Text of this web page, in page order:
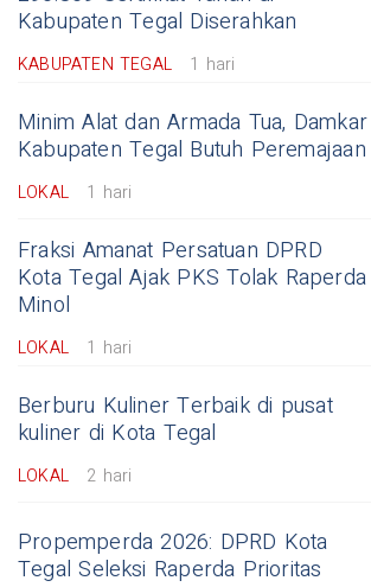
Kabupaten Tegal Diserahkan
KABUPATEN TEGAL 1 hari
Minim Alat dan Armada Tua, Damkar
Kabupaten Tegal Butuh Peremajaan
LOKAL 1 hari
Fraksi Amanat Persatuan DPRD
Kota Tegal Ajak PKS Tolak Raperda
Minol
LOKAL 1 hari
Berburu Kuliner Terbaik di pusat
kuliner di Kota Tegal
LOKAL 2 hari
Propemperda 2026: DPRD Kota
Tegal Seleksi Raperda Prioritas